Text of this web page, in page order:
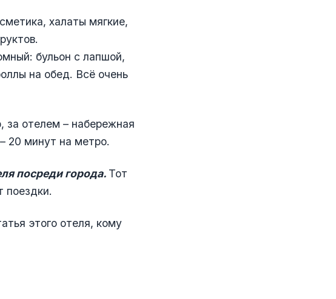
халаты мягкие,
бульон с лапшой,
на обед. Всё очень
за отелем – набережная
20 минут на метро.
посреди города. Тот
поездки.
этого отеля, кому